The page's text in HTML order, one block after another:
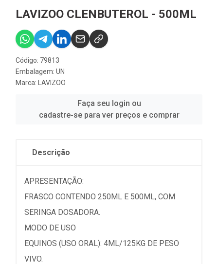
LAVIZOO CLENBUTEROL - 500ML
Código: 79813
Embalagem: UN
Marca:
LAVIZOO
Faça seu login ou
cadastre-se para ver preços e comprar
Descrição
APRESENTAÇÃO:
FRASCO CONTENDO 250ML E 500ML, COM
SERINGA DOSADORA.
MODO DE USO
EQUINOS (USO ORAL): 4ML/125KG DE PESO
VIVO.